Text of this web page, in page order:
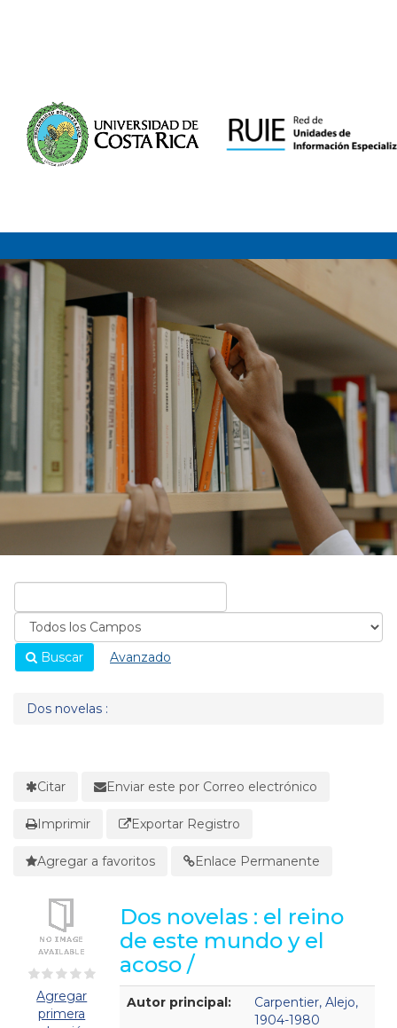
Buscar Avanzado
Dos novelas :
Citar Enviar este por Correo electrónico
Imprimir Exportar Registro
Agregar a favoritos Enlace Permanente
Agregar
primera
Dos novelas : el reino
de este mundo y el
acoso /
Detalles Bibliográficos
Autor principal:
Carpentier, Alejo,
1904-1980